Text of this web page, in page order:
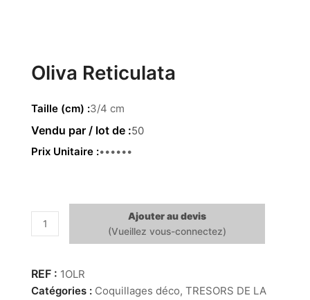
Oliva Reticulata
Taille (cm) 3/4 cm
50
Prix Unitaire 0.55 €
quantité
de
Reticulata
Ajouter au devis
1OLR
Catégories : Coquillages déco, TRESORS DE LA